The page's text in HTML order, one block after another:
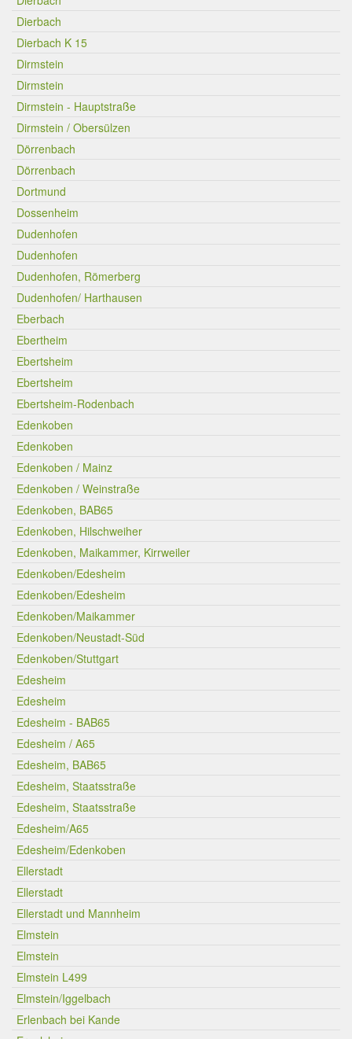
Dierbach
Dierbach K 15
Dirmstein
Dirmstein
Dirmstein - Hauptstraße
Dirmstein / Obersülzen
Dörrenbach
Dörrenbach
Dortmund
Dossenheim
Dudenhofen
Dudenhofen
Dudenhofen, Römerberg
Dudenhofen/ Harthausen
Eberbach
Ebertheim
Ebertsheim
Ebertsheim
Ebertsheim-Rodenbach
Edenkoben
Edenkoben
Edenkoben / Mainz
Edenkoben / Weinstraße
Edenkoben, BAB65
Edenkoben, Hilschweiher
Edenkoben, Maikammer, Kirrweiler
Edenkoben/Edesheim
Edenkoben/Edesheim
Edenkoben/Maikammer
Edenkoben/Neustadt-Süd
Edenkoben/Stuttgart
Edesheim
Edesheim
Edesheim - BAB65
Edesheim / A65
Edesheim, BAB65
Edesheim, Staatsstraße
Edesheim, Staatsstraße
Edesheim/A65
Edesheim/Edenkoben
Ellerstadt
Ellerstadt
Ellerstadt und Mannheim
Elmstein
Elmstein
Elmstein L499
Elmstein/Iggelbach
Erlenbach bei Kande